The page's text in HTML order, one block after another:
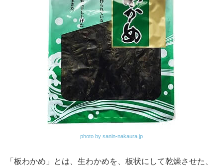
photo by sanin-nakaura.jp
「板わかめ」とは、生わかめを、板状にして乾燥させた、